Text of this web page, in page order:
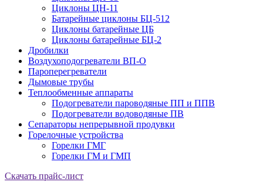
Циклоны ЦН-11
Батарейные циклоны БЦ-512
Циклоны батарейные ЦБ
Циклоны батарейные БЦ-2
Дробилки
Воздухоподогреватели ВП-О
Пароперегреватели
Дымовые трубы
Теплообменные аппараты
Подогреватели пароводяные ПП и ППВ
Подогреватели водоводяные ПВ
Сепараторы непрерывной продувки
Горелочные устройства
Горелки ГМГ
Горелки ГМ и ГМП
Скачать прайс-лист